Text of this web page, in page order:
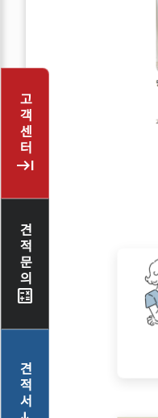
고객센터
keyboard_tab
견적문의
calculate
견적서